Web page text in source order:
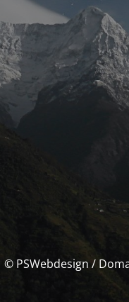
© PSWebdesign /